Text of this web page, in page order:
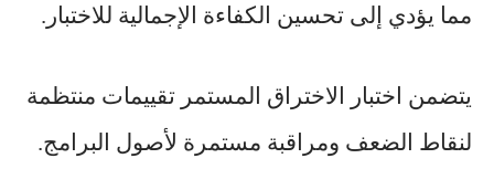
مما يؤدي إلى تحسين الكفاءة الإجمالية للاختبار.
يتضمن اختبار الاختراق المستمر تقييمات منتظمة
لنقاط الضعف ومراقبة مستمرة لأصول البرامج.